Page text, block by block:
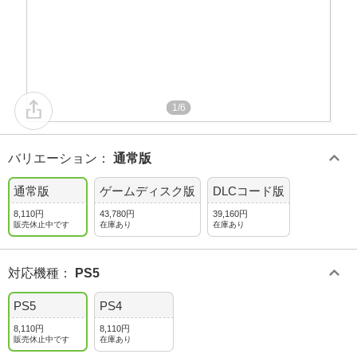
1/6
バリエーション ： 通常版
通常版
8,110円
販売休止中です
ゲームディスク版
43,780円
在庫あり
DLCコード版
39,160円
在庫あり
対応機種 ： PS5
PS5
8,110円
販売休止中です
PS4
8,110円
在庫あり